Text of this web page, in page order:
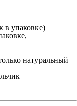
в упаковке)
натуральный